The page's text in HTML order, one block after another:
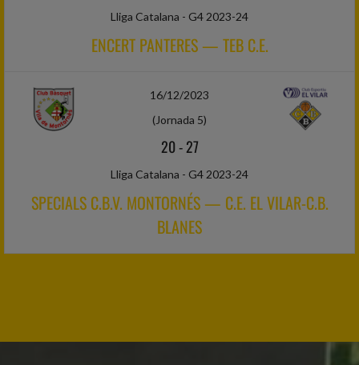
Lliga Catalana - G4 2023-24
ENCERT PANTERES — TEB C.E.
16/12/2023
(Jornada 5)
20-27
Lliga Catalana - G4 2023-24
SPECIALS C.B.V. MONTORNÉS — C.E. EL VILAR-C.B.
BLANES